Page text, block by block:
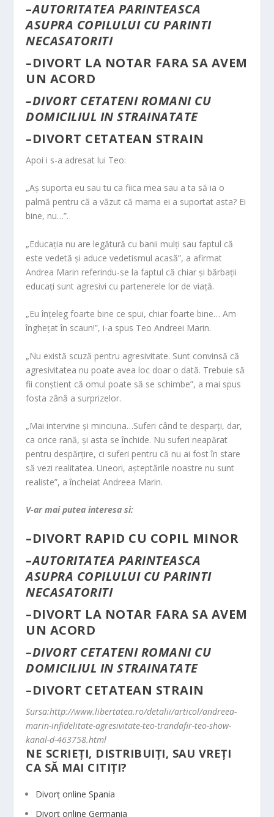
–AUTORITATEA PARINTEASCA
ASUPRA COPILULUI CU PARINTI
NECASATORITI
–DIVORT LA NOTAR FARA SA AVEM
UN ACORD
–DIVORT CETATENI ROMANI CU
DOMICILIUL IN STRAINATATE
–DIVORT CETATEAN STRAIN
Apoi i s-a adresat lui Teo:
„Aş suporta eu sau tu ca fiica mea sau a ta să ia o
palmă pentru că a văzut că mama ei a suportat asta? Ei
bine, nu…”.
„Educaţia nu are legătură cu banii mulţi sau faptul că
este vedetă şi aduce vedetismul acasă”, a afirmat
Andrea Marin referindu-se la faptul că chiar şi bărbaţii
educaţi sunt agresivi cu partenerele lor de viaţă.
„Eu înţeleg foarte bine ce spui, chiar foarte bine… Am
îngheţat în scaun!”, i-a spus Teo Andreei Marin.
„Nu există scuză pentru agresivitate. Sunt convinsă că
agresivitatea nu poate avea loc doar o dată. Trebuie să
fii conştient că omul poate să se schimbe”, a mai spus
fosta zână a surprizelor.
„Mai intervine şi minciuna…Suferi când te desparţi, dar,
ca orice rană, şi asta se închide. Nu suferi neapărat
pentru despărţire, ci suferi pentru că nu ai fost în stare
să vezi realitatea. Uneori, aşteptările noastre nu sunt
realiste”, a încheiat Andreea Marin.
V-ar mai putea interesa si:
–DIVORT RAPID CU COPIL MINOR
–AUTORITATEA PARINTEASCA
ASUPRA COPILULUI CU PARINTI
NECASATORITI
–DIVORT LA NOTAR FARA SA AVEM
UN ACORD
–DIVORT CETATENI ROMANI CU
DOMICILIUL IN STRAINATATE
–DIVORT CETATEAN STRAIN
Sursa:http://www.libertatea.ro/detalii/articol/andreea-
marin-infidelitate-agresivitate-teo-trandafir-teo-show-
kanal-d-463758.html
NE SCRIEȚI, DISTRIBUIȚI, SAU VREȚI
CA SĂ MAI CITIȚI?
Divorț online Spania
Divorț online Germania